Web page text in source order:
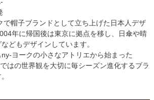
で帽子ブランドとして立ち上げた日本人デザ
年に帰国後は東京に拠点を移し、日傘や晴
どもデザインしています。
ヨークの小さなアトリエから始まった
はの世界観を大切に毎シーズン進化するブラ